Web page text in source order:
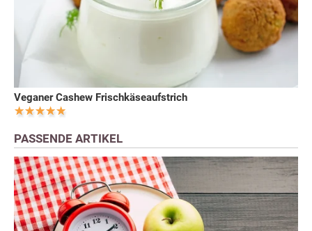
Veganer Cashew Frischkäseaufstrich
PASSENDE ARTIKEL